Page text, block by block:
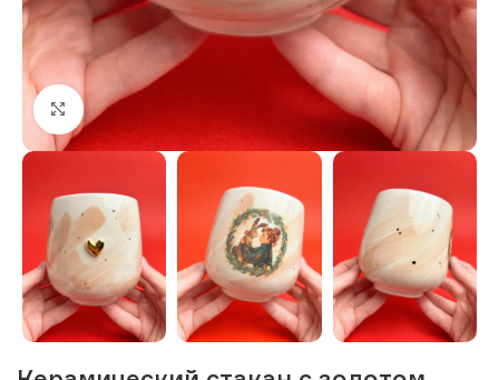
Нажмите, чтобы увеличить изображение